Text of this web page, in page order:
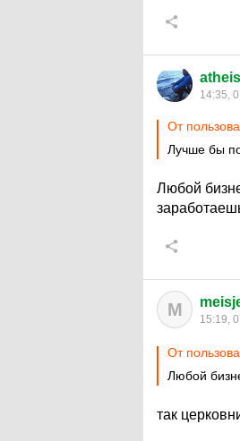
14:35,
От
Лучше бы
Любой
M 15:19,
От
Любой
так